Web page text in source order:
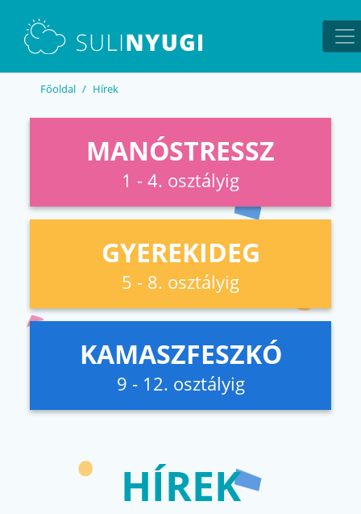
Főoldal Hírek
MANÓSTRESSZ
1 - 4. osztályig
GYEREKIDEG
5 - 8. osztályig
KAMASZFESZKÓ
9 - 12. osztályig
HÍREK